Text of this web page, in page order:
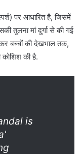
पर आधारित है, जिसमें
तुलना मां दुर्गा से की गई
बच्चों की देखभाल तक,
कोशिश की है.
is